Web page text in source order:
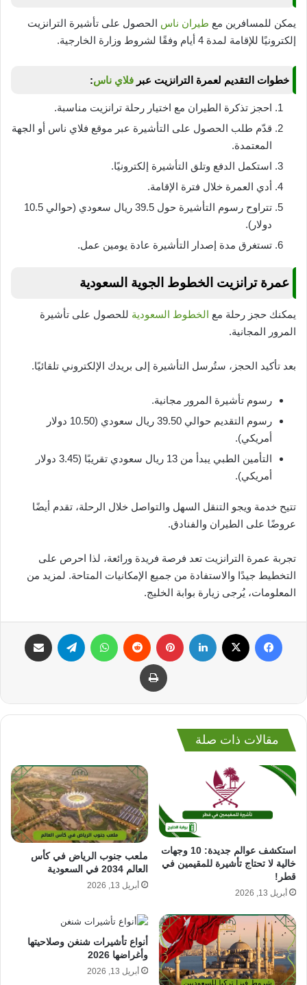
يمكن للمسافرين مع طيران ناس الحصول على تأشيرة الترانزيت
إلكترونيًا للإقامة لمدة 4 أيام وفقًا لشروط وزارة الخارجية.
خطوات التقديم لعمرة الترانزيت عبر فلاي ناس:
احجز تذكرة الطيران مع اختيار رحلة ترانزيت مناسبة.
قدّم طلب الحصول على التأشيرة عبر موقع فلاي ناس أو الجهة
المعتمدة.
استكمل الدفع وتلق التأشيرة إلكترونيًا.
أدي العمرة خلال فترة الإقامة.
تتراوح رسوم التأشيرة حول 39.5 ريال سعودي (حوالي 10.5
دولار).
تستغرق مدة إصدار التأشيرة عادة يومين عمل.
عمرة ترانزيت الخطوط الجوية السعودية
يمكنك حجز رحلة مع الخطوط السعودية للحصول على تأشيرة
المرور المجانية.
بعد تأكيد الحجز، ستُرسل التأشيرة إلى بريدك الإلكتروني تلقائيًا.
رسوم تأشيرة المرور مجانية.
رسوم التقديم حوالي 39.50 ريال سعودي (10.50 دولار
أمريكي).
التأمين الطبي يبدأ من 13 ريال سعودي تقريبًا (3.45 دولار
أمريكي).
تتيح خدمة ويجو التنقل السهل والتواصل خلال الرحلة، تقدم أيضًا
عروضًا على الطيران والفنادق.
تجربة عمرة الترانزيت تعد فرصة فريدة ورائعة، لذا احرص على
التخطيط جيدًا والاستفادة من جميع الإمكانيات المتاحة. لمزيد من
المعلومات، يُرجى زيارة بوابة الخليج.
فيسبوك لينكدإن بينتيريست واتساب تيلقرام
طباعة
مقالات ذات صلة
استكشف عوالم جديدة: 10 وجهات
خالية لا تحتاج تأشيرة للمقيمين في
قطر!
أبريل 13, 2026
ملعب جنوب الرياض في كأس
العالم 2034 في السعودية
أبريل 13, 2026
أنواع تأشيرات شنغن وصلاحيتها
وأغراضها 2026
أبريل 13, 2026